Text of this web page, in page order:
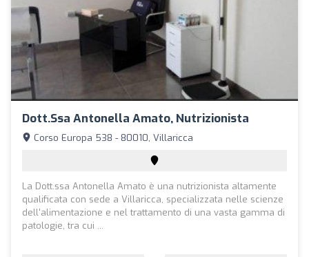
Dott.ssa Antonella Amato, Nutrizionista
Corso Europa 538 - 80010, Villaricca
La Dott.ssa Antonella Amato è una nutrizionista altamente
qualificata con sede a Villaricca, specializzata nelle scienze
dell'alimentazione e nel trattamento di una vasta gamma di
patologie, tra cui ...